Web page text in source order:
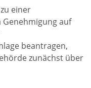
einer
auf
beantragen,
zunächst über